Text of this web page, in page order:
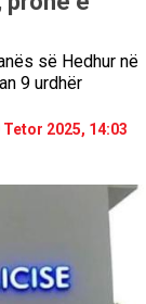
së Hedhur në
9 urdhër
Tetor 2025, 14:03